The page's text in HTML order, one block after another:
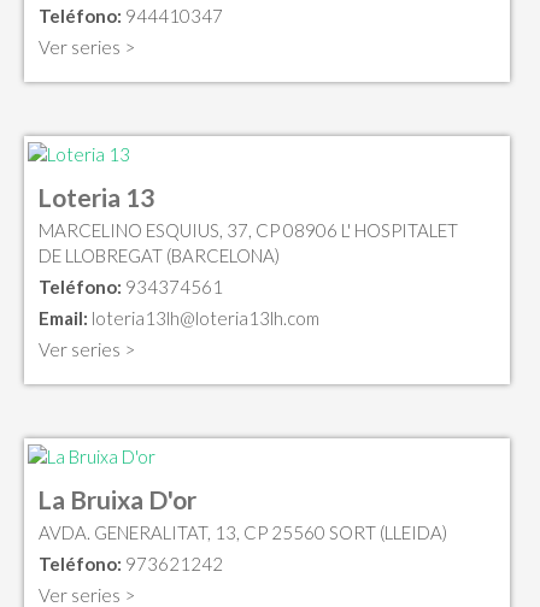
Teléfono: 944410347
Ver series >
Loteria 13
MARCELINO ESQUIUS, 37, CP 08906 L' HOSPITALET
DE LLOBREGAT (BARCELONA)
Teléfono: 934374561
Email: loteria13lh@loteria13lh.com
Ver series >
La Bruixa D'or
AVDA. GENERALITAT, 13, CP 25560 SORT (LLEIDA)
Teléfono: 973621242
Ver series >